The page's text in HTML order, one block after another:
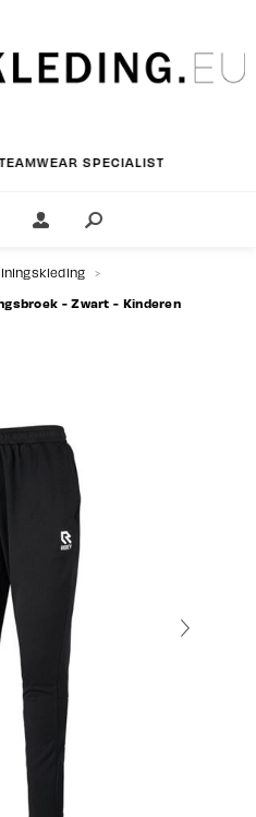
SPECIALIST
>
- Zwart - Kinderen